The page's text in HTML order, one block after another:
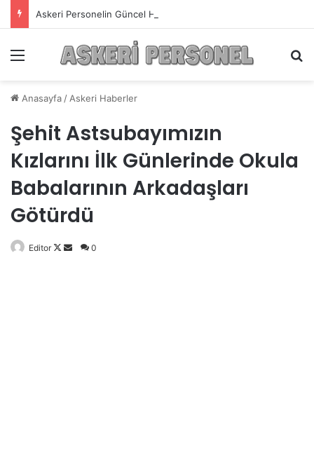
Askeri Personelin Güncel Haber ve Bilgi Sitesi.
Anasayfa / Askeri Haberler
Şehit Astsubayımızın
Kızlarını İlk Günlerinde Okula
Babalarının Arkadaşları
Götürdü
Editor
Follow
Bir
0